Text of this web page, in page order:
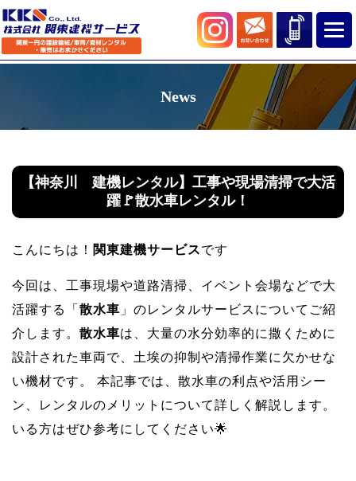
News
【神奈川 建機レンタル】工事や現場清掃で大活
躍🚩散水車レンタル！
こんにちは！ 関東建機サービスです
今回は、工事現場や道路清掃、イベント会場などで大
活躍する「 散水車 」のレンタルサービスについてご紹
介します。 散水車は、大量の水分効率的に撒くために
設計された車両で、土埃の抑制や清掃作業に欠かせな
い機材です。 本記事では、散水車の利点や活用シー
ン、レンタルのメリットについて詳しく解説します。
いる方はぜひ参考にしてください🌟